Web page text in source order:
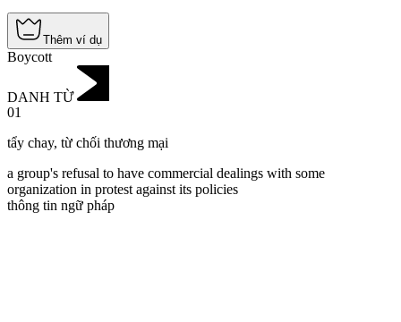
Thêm ví dụ
Boycott
DANH TỪ
01
tẩy chay, từ chối thương mại
a group's refusal to have commercial dealings with some
organization in protest against its policies
thông tin ngữ pháp